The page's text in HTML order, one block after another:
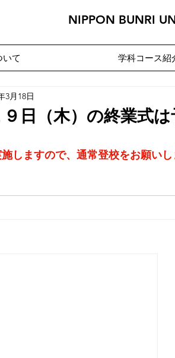
NIPPON BUNRI
いて 学科コース紹
９日（木）の終業式
3月18日
しますので、通常登校をお願いし